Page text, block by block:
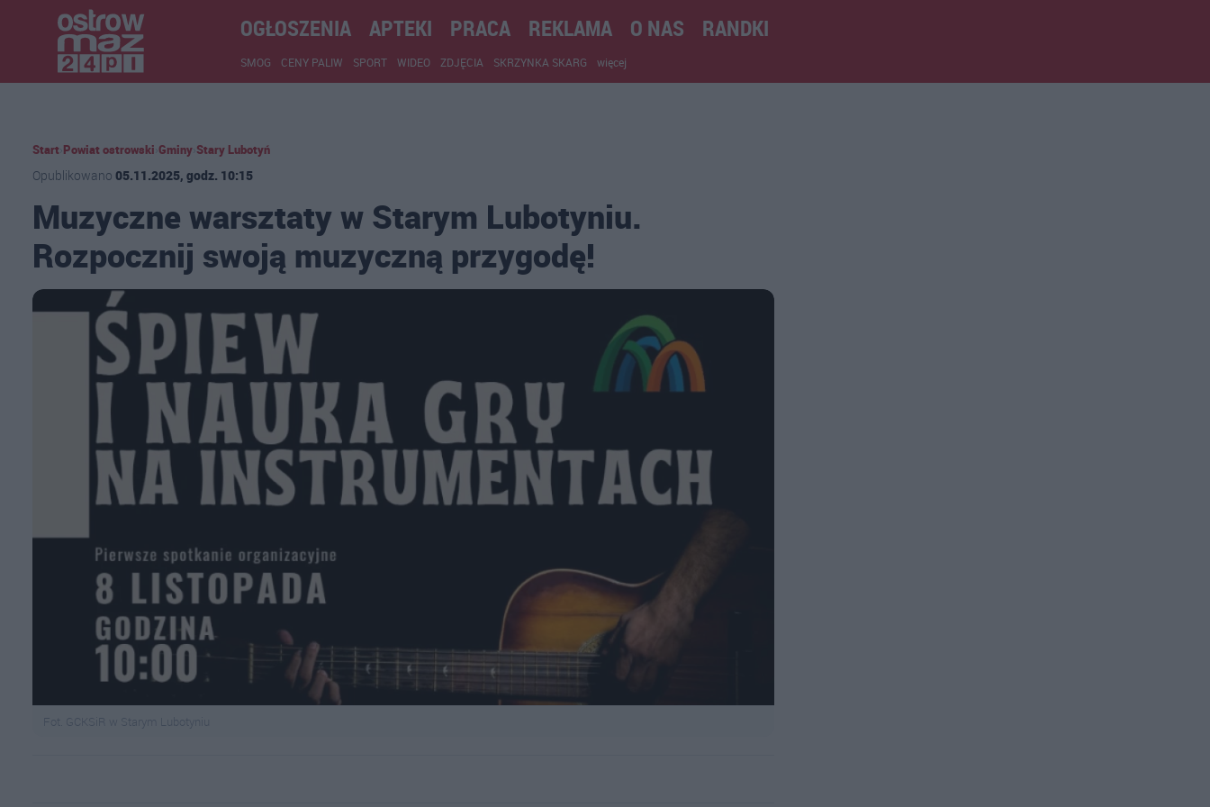
OGŁOSZENIA APTEKI PRACA REKLAMA O NAS RANDKI
SMOG CENY PALIW SPORT WIDEO ZDJĘCIA SKRZYNKA SKARG więcej
Start Powiat ostrowski Gminy Stary Lubotyń
Opublikowano 05.11.2025, godz. 10:15
Muzyczne warsztaty w Starym Lubotyniu.
Rozpocznij swoją muzyczną przygodę!
Fot. GCKSiR w Starym Lubotyniu